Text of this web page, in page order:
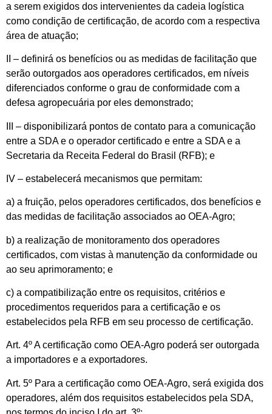
a serem exigidos dos intervenientes da cadeia logística
como condição de certificação, de acordo com a respectiva
área de atuação;
II – definirá os benefícios ou as medidas de facilitação que
serão outorgados aos operadores certificados, em níveis
diferenciados conforme o grau de conformidade com a
defesa agropecuária por eles demonstrado;
III – disponibilizará pontos de contato para a comunicação
entre a SDA e o operador certificado e entre a SDA e a
Secretaria da Receita Federal do Brasil (RFB); e
IV – estabelecerá mecanismos que permitam:
a) a fruição, pelos operadores certificados, dos benefícios e
das medidas de facilitação associados ao OEA-Agro;
b) a realização de monitoramento dos operadores
certificados, com vistas à manutenção da conformidade ou
ao seu aprimoramento; e
c) a compatibilização entre os requisitos, critérios e
procedimentos requeridos para a certificação e os
estabelecidos pela RFB em seu processo de certificação.
Art. 4º A certificação como OEA-Agro poderá ser outorgada
a importadores e a exportadores.
Art. 5º Para a certificação como OEA-Agro, será exigida dos
operadores, além dos requisitos estabelecidos pela SDA,